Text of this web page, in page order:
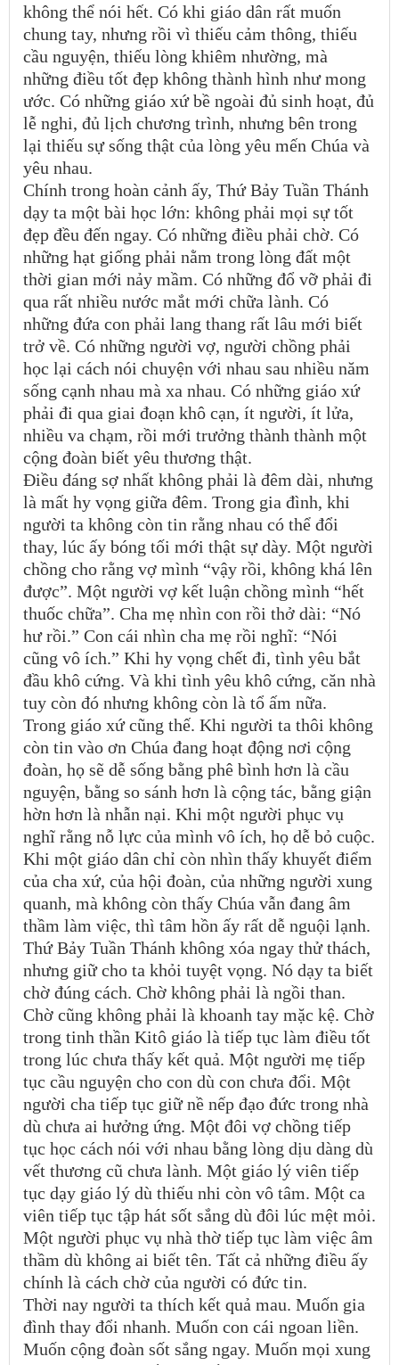
không thể nói hết. Có khi giáo dân rất muốn
chung tay, nhưng rồi vì thiếu cảm thông, thiếu
cầu nguyện, thiếu lòng khiêm nhường, mà
những điều tốt đẹp không thành hình như mong
ước. Có những giáo xứ bề ngoài đủ sinh hoạt, đủ
lễ nghi, đủ lịch chương trình, nhưng bên trong
lại thiếu sự sống thật của lòng yêu mến Chúa và
yêu nhau.
Chính trong hoàn cảnh ấy, Thứ Bảy Tuần Thánh
dạy ta một bài học lớn: không phải mọi sự tốt
đẹp đều đến ngay. Có những điều phải chờ. Có
những hạt giống phải nằm trong lòng đất một
thời gian mới nảy mầm. Có những đổ vỡ phải đi
qua rất nhiều nước mắt mới chữa lành. Có
những đứa con phải lang thang rất lâu mới biết
trở về. Có những người vợ, người chồng phải
học lại cách nói chuyện với nhau sau nhiều năm
sống cạnh nhau mà xa nhau. Có những giáo xứ
phải đi qua giai đoạn khô cạn, ít người, ít lửa,
nhiều va chạm, rồi mới trưởng thành thành một
cộng đoàn biết yêu thương thật.
Điều đáng sợ nhất không phải là đêm dài, nhưng
là mất hy vọng giữa đêm. Trong gia đình, khi
người ta không còn tin rằng nhau có thể đổi
thay, lúc ấy bóng tối mới thật sự dày. Một người
chồng cho rằng vợ mình “vậy rồi, không khá lên
được”. Một người vợ kết luận chồng mình “hết
thuốc chữa”. Cha mẹ nhìn con rồi thở dài: “Nó
hư rồi.” Con cái nhìn cha mẹ rồi nghĩ: “Nói
cũng vô ích.” Khi hy vọng chết đi, tình yêu bắt
đầu khô cứng. Và khi tình yêu khô cứng, căn nhà
tuy còn đó nhưng không còn là tổ ấm nữa.
Trong giáo xứ cũng thế. Khi người ta thôi không
còn tin vào ơn Chúa đang hoạt động nơi cộng
đoàn, họ sẽ dễ sống bằng phê bình hơn là cầu
nguyện, bằng so sánh hơn là cộng tác, bằng giận
hờn hơn là nhẫn nại. Khi một người phục vụ
nghĩ rằng nỗ lực của mình vô ích, họ dễ bỏ cuộc.
Khi một giáo dân chỉ còn nhìn thấy khuyết điểm
của cha xứ, của hội đoàn, của những người xung
quanh, mà không còn thấy Chúa vẫn đang âm
thầm làm việc, thì tâm hồn ấy rất dễ nguội lạnh.
Thứ Bảy Tuần Thánh không xóa ngay thử thách,
nhưng giữ cho ta khỏi tuyệt vọng. Nó dạy ta biết
chờ đúng cách. Chờ không phải là ngồi than.
Chờ cũng không phải là khoanh tay mặc kệ. Chờ
trong tinh thần Kitô giáo là tiếp tục làm điều tốt
trong lúc chưa thấy kết quả. Một người mẹ tiếp
tục cầu nguyện cho con dù con chưa đổi. Một
người cha tiếp tục giữ nề nếp đạo đức trong nhà
dù chưa ai hưởng ứng. Một đôi vợ chồng tiếp
tục học cách nói với nhau bằng lòng dịu dàng dù
vết thương cũ chưa lành. Một giáo lý viên tiếp
tục dạy giáo lý dù thiếu nhi còn vô tâm. Một ca
viên tiếp tục tập hát sốt sắng dù đôi lúc mệt mỏi.
Một người phục vụ nhà thờ tiếp tục làm việc âm
thầm dù không ai biết tên. Tất cả những điều ấy
chính là cách chờ của người có đức tin.
Thời nay người ta thích kết quả mau. Muốn gia
đình thay đổi nhanh. Muốn con cái ngoan liền.
Muốn cộng đoàn sốt sắng ngay. Muốn mọi xung